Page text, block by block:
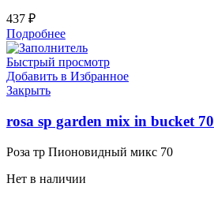
437 ₽
Подробнее
Быстрый просмотр
Добавить в Избранное
Закрыть
rosa sp garden mix in bucket 70
Роза тр Пионовидный микс 70
Нет в наличии